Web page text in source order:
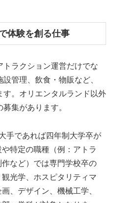
体験を創る仕事
ラクション運営だけでな
管理、飲食・物販など、
。オリエンタルランド以外
集があります。
手であれば四年制大学卒が
特定の職種（例：アトラ
など）では専門学校卒の
光学、ホスピタリティマ
、デザイン、機械工学、